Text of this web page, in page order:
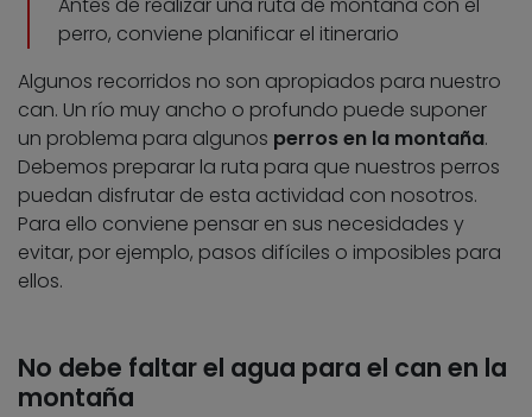
Antes de realizar una ruta de montaña con el
perro, conviene planificar el itinerario
Algunos recorridos no son apropiados para nuestro
can. Un río muy ancho o profundo puede suponer
un problema para algunos perros en la montaña.
Debemos preparar la ruta para que nuestros perros
puedan disfrutar de esta actividad con nosotros.
Para ello conviene pensar en sus necesidades y
evitar, por ejemplo, pasos difíciles o imposibles para
ellos.
No debe faltar el agua para el can en la
montaña